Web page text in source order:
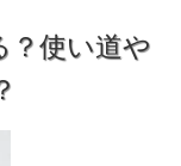
？使い道や